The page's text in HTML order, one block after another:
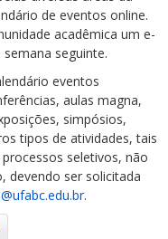
de eventos online.
acadêmica um e-
seguinte.
eventos
aulas magna,
simpósios,
tipos de atividades, tais
seletivos, não
devendo ser solicitada
.